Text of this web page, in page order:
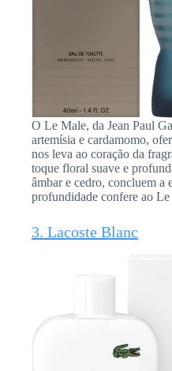
O Le Male, da Jean Paul
artemísia e cardamomo,
nos leva ao coração da
toque floral suave e
âmbar e cedro, concluem a
profundidade confere ao
3. Lacoste Blanc